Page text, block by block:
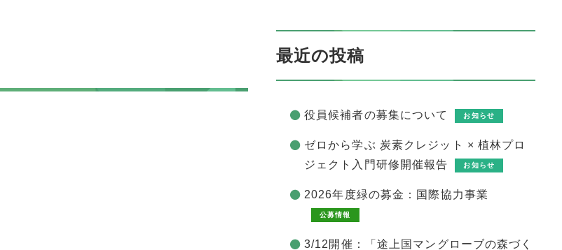
最近の投稿
役員候補者の募集について お知らせ
ゼロから学ぶ 炭素クレジット × 植林プロ
ジェクト入門研修開催報告
お知らせ
2026年度緑の募金：国際協力事業
公募情報
3/12開催：「途上国マングローブの森づく